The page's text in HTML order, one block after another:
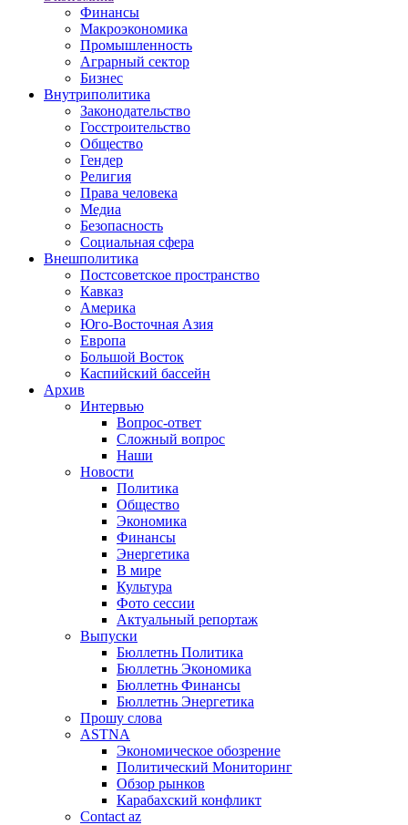
Финансы
Макроэкономика
Промышленность
Аграрный сектор
Бизнес
Внутриполитика
Законодательство
Госстроительство
Общество
Гендер
Религия
Права человека
Медиа
Безопасность
Социальная сфера
Внешполитика
Постсоветское пространство
Кавказ
Америка
Юго-Восточная Азия
Европа
Большой Восток
Каспийский бассейн
Архив
Интервью
Вопрос-ответ
Сложный вопрос
Наши
Новости
Политика
Общество
Экономика
Финансы
Энергетика
В мире
Культура
Фото сессии
Актуальный репортаж
Выпуски
Бюллетнь Политика
Бюллетнь Экономика
Бюллетнь Финансы
Бюллетнь Энергетика
Прошу слова
ASTNA
Экономическое обозрение
Политический Мониторинг
Обзор рынков
Карабахский конфликт
Contact az